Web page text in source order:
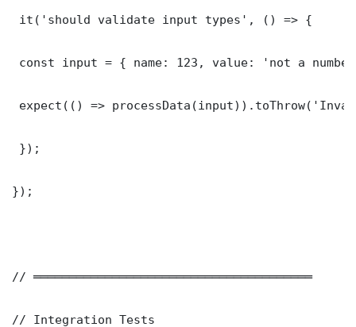
it('should validate input types', () => {
const input = { name: 123, value: 'not a
expect(() =>
});
});
// ═══════════════════════════════════════
// Integration Tests